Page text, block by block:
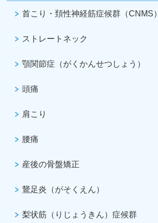
首こり・頚性神経筋症候群（CNMS）
ストレートネック
顎関節症（がくかんせつしょう）
頭痛
肩こり
腰痛
産後の骨盤矯正
鵞足炎（がそくえん）
梨状筋（りじょうきん）症候群